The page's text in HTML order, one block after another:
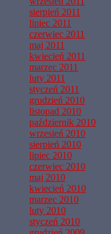
sierpień 2011
lipiec 2011
czerwiec 2011
maj 2011
kwiecień 2011
marzec 2011
luty 2011
styczeń 2011
grudzień 2010
listopad 2010
październik 2010
wrzesień 2010
sierpień 2010
lipiec 2010
czerwiec 2010
maj 2010
kwiecień 2010
marzec 2010
luty 2010
styczeń 2010